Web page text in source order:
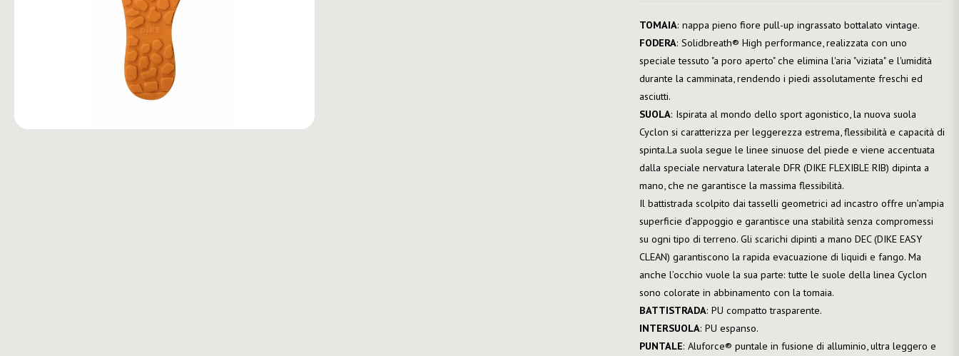
TOMAIA: nappa pieno fiore pull-up ingrassato bottalato vintage.
FODERA: Solidbreath® High performance, realizzata con uno
speciale tessuto "a poro aperto" che elimina l'aria "viziata" e l'umidità
durante la camminata, rendendo i piedi assolutamente freschi ed
asciutti.
SUOLA: Ispirata al mondo dello sport agonistico, la nuova suola
Cyclon si caratterizza per leggerezza estrema, flessibilità e capacità di
spinta.La suola segue le linee sinuose del piede e viene accentuata
dalla speciale nervatura laterale DFR (DIKE FLEXIBLE RIB) dipinta a
mano, che ne garantisce la massima flessibilità.
Il battistrada scolpito dai tasselli geometrici ad incastro offre un’ampia
superficie d’appoggio e garantisce una stabilità senza compromessi
su ogni tipo di terreno. Gli scarichi dipinti a mano DEC (DIKE EASY
CLEAN) garantiscono la rapida evacuazione di liquidi e fango. Ma
anche l’occhio vuole la sua parte: tutte le suole della linea Cyclon
sono colorate in abbinamento con la tomaia.
BATTISTRADA: PU compatto trasparente.
INTERSUOLA: PU espanso.
PUNTALE: Aluforce® puntale in fusione di alluminio, ultra leggero e